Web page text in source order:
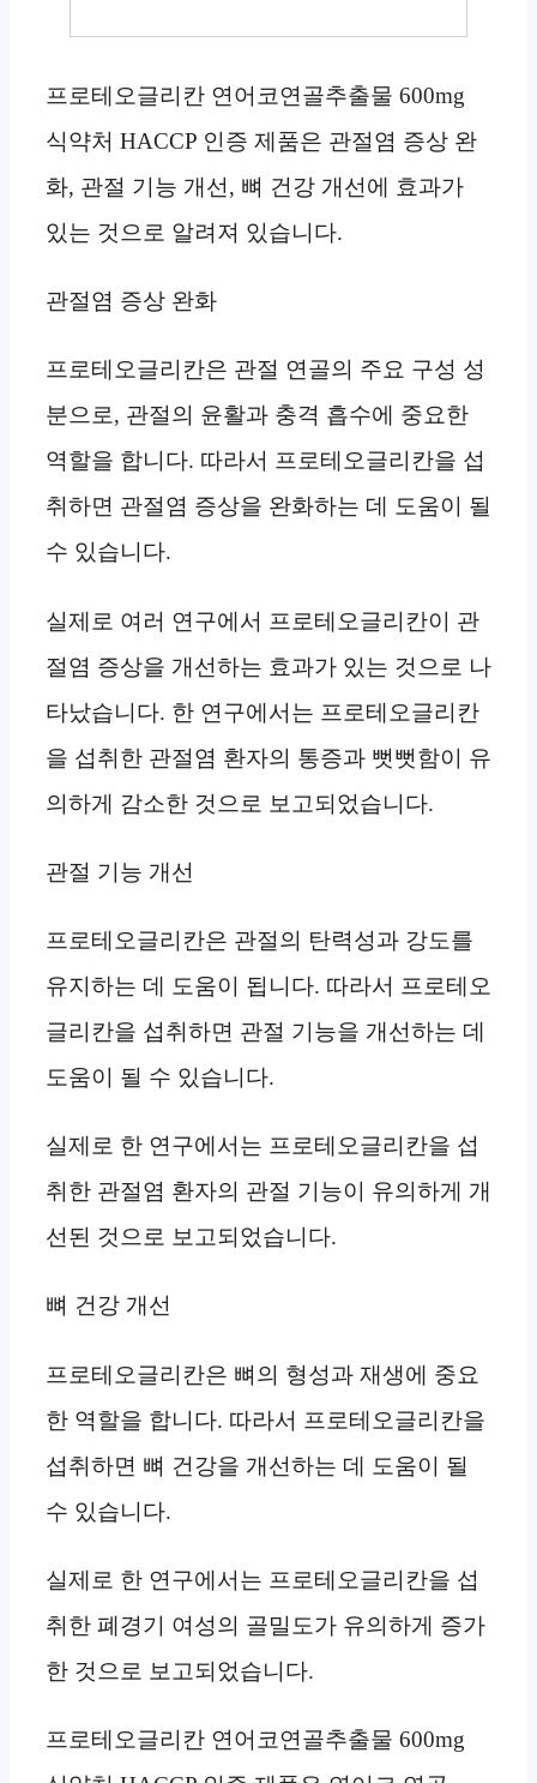
프로테오글리칸 연어코연골추출물 600mg
식약처 HACCP 인증 제품은 관절염 증상 완
화, 관절 기능 개선, 뼈 건강 개선에 효과가
있는 것으로 알려져 있습니다.
관절염 증상 완화
프로테오글리칸은 관절 연골의 주요 구성 성
분으로, 관절의 윤활과 충격 흡수에 중요한
역할을 합니다. 따라서 프로테오글리칸을 섭
취하면 관절염 증상을 완화하는 데 도움이 될
수 있습니다.
실제로 여러 연구에서 프로테오글리칸이 관
절염 증상을 개선하는 효과가 있는 것으로 나
타났습니다. 한 연구에서는 프로테오글리칸
을 섭취한 관절염 환자의 통증과 뻣뻣함이 유
의하게 감소한 것으로 보고되었습니다.
관절 기능 개선
프로테오글리칸은 관절의 탄력성과 강도를
유지하는 데 도움이 됩니다. 따라서 프로테오
글리칸을 섭취하면 관절 기능을 개선하는 데
도움이 될 수 있습니다.
실제로 한 연구에서는 프로테오글리칸을 섭
취한 관절염 환자의 관절 기능이 유의하게 개
선된 것으로 보고되었습니다.
뼈 건강 개선
프로테오글리칸은 뼈의 형성과 재생에 중요
한 역할을 합니다. 따라서 프로테오글리칸을
섭취하면 뼈 건강을 개선하는 데 도움이 될
수 있습니다.
실제로 한 연구에서는 프로테오글리칸을 섭
취한 폐경기 여성의 골밀도가 유의하게 증가
한 것으로 보고되었습니다.
프로테오글리칸 연어코연골추출물 600mg